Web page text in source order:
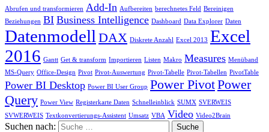
Abrufen und transformieren Add-In Aufbereiten berechnetes Feld Bereinigen
Beziehungen BI Business Intelligence Dashboard Data Explorer Daten
Datenmodell DAX Diskrete Anzahl Excel 2013 Excel
2016 Gantt Get & transform Importieren Listen Makro Measures Menüband
MS-Query Office-Design Pivot Pivot-Auswertung Pivot-Tabelle Pivot-Tabellen PivotTable
Power BI Desktop Power BI User Group Power PivotPower
Query Power View Registerkarte Daten Schnelleinblick SUMX SVERWEIS
SVWERWEIS Textkonvertierungs-Assistent Umsatz VBA Video Video2Brain
Suchen nach: